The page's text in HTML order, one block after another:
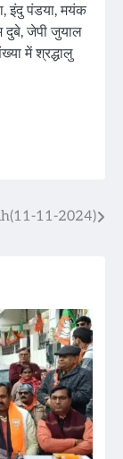
इंदु पंडया, मयंक
दुबे, जेपी जुयाल
में श्रद्धालु
11-2024)